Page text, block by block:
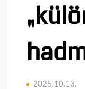
2025.10.13.